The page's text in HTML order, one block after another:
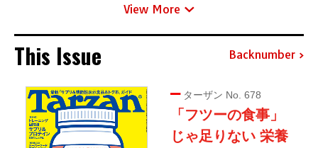
View More
This Issue Backnumber
ターザン No. 678
「フツーの食事」
じゃ足りない 栄養